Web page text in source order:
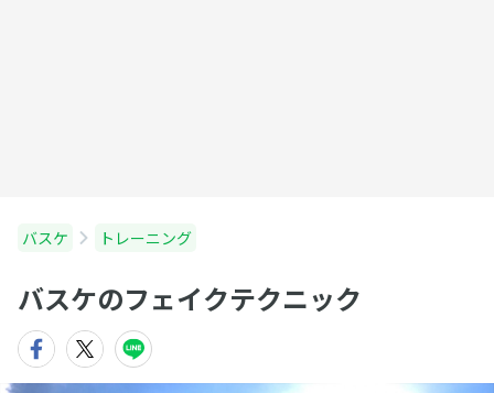
バスケ トレーニング
バスケのフェイクテクニック